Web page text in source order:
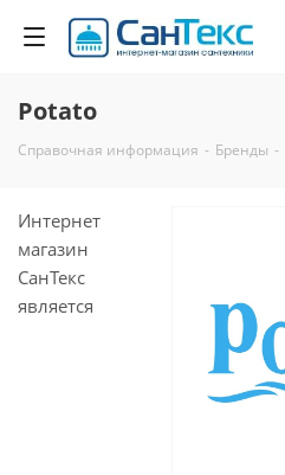
Potato
Справочная информация - Бренды -
Интернет
магазин
СанТекс
является